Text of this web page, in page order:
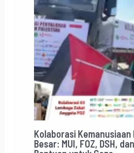
Kolaborasi Kemanusiaan
Besar: MUI, FOZ, DSH,